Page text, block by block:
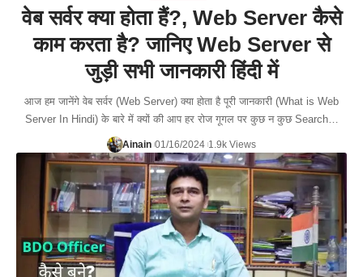
वेब सर्वर क्या होता हैं?, Web Server कैसे
काम करता है? जानिए Web Server से
जुड़ी सभी जानकारी हिंदी में
आज हम जानेंगे वेब सर्वर (Web Server) क्या होता है पूरी जानकारी (What is Web
Server In Hindi) के बारे में क्यों की आप हर रोज गूगल पर कुछ न कुछ Search…
Ainain 01/16/2024 1.9k Views